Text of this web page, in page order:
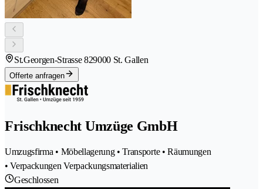
St.Georgen-Strasse 829000 St. Gallen
Offerte anfragen
Frischknecht Umzüge GmbH
Umzugsfirma • Möbellagerung • Transporte • Räumungen
• Verpackungen Verpackungsmaterialien
Geschlossen